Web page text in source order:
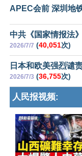
APEC会前 深圳地
中共《国家情报法
2026/7/7 (40,051次)
日本和欧美强烈谴
2026/7/3 (36,755次)
人民报视频: